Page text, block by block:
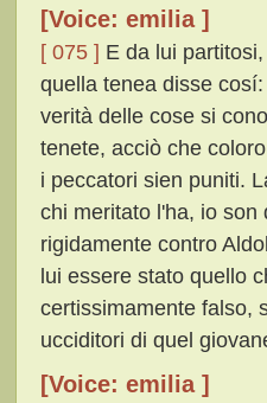
[Voice: emilia ]
[ 075 ] E da lui
quella tenea disse
verità delle cose si
tenete, acciò che
i peccatori sien puniti.
chi meritato l'ha, io
rigidamente contro
lui essere stato quello
certissimamente falso,
ucciditori di quel
[Voice: emilia ]